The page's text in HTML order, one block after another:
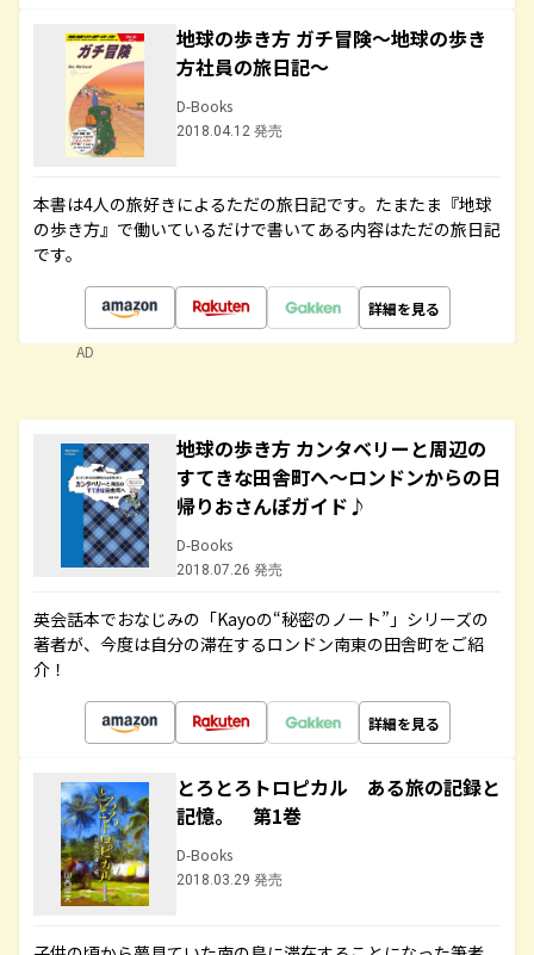
地球の歩き方 ガチ冒険～地球の歩き
方社員の旅日記～
D-Books
2018.04.12 発売
本書は4人の旅好きによるただの旅日記です。たまたま『地球
の歩き方』で働いているだけで書いてある内容はただの旅日記
です。
詳細を見る
AD
地球の歩き方 カンタベリーと周辺の
すてきな田舎町へ～ロンドンからの日
帰りおさんぽガイド♪
D-Books
2018.07.26 発売
英会話本でおなじみの「Kayoの“秘密のノート”」シリーズの
著者が、今度は自分の滞在するロンドン南東の田舎町をご紹
介！
詳細を見る
とろとろトロピカル ある旅の記録と
記憶。 第1巻
D-Books
2018.03.29 発売